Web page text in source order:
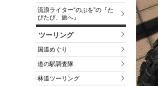
流浪ライター“のぶを”の『た
びたび、旅へ』
ツーリング
国道めぐり
道の駅調査隊
林道ツーリング